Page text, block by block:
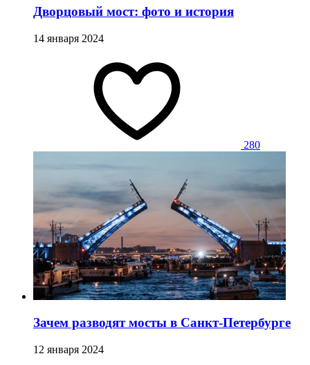
Дворцовый мост: фото и история
14 января 2024
280
Зачем разводят мосты в Санкт-Петербурге
12 января 2024